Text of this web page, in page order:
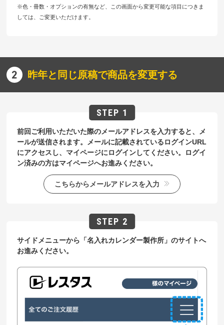
※色・冊数・オプションの有無など、この画面から変更可能な項目につきま
しては、ご変更いただけます。
昨年と同じ原稿で商品を変更する
前回ご利用いただいた際のメールアドレスを入力すると、メ
ールが送信されます。メールに記載されているログインURL
にアクセスし、マイページにログインしてください。ログイ
ン済みの方はマイページへお進みください。
こちらからメールアドレスを入力
サイドメニューから「名入れカレンダー製作所」のサイトへ
お進みください。